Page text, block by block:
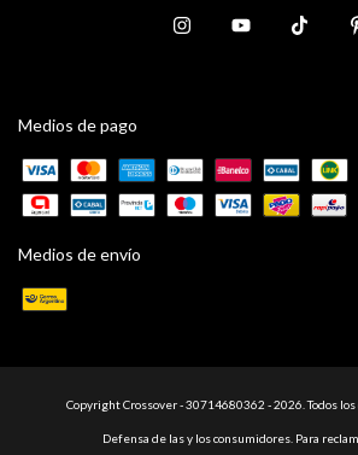
Medios de pago
Medios de envío
Copyright Crossover - 30714680362 - 2026. Todos
Defensa de las y los consumidores. Para